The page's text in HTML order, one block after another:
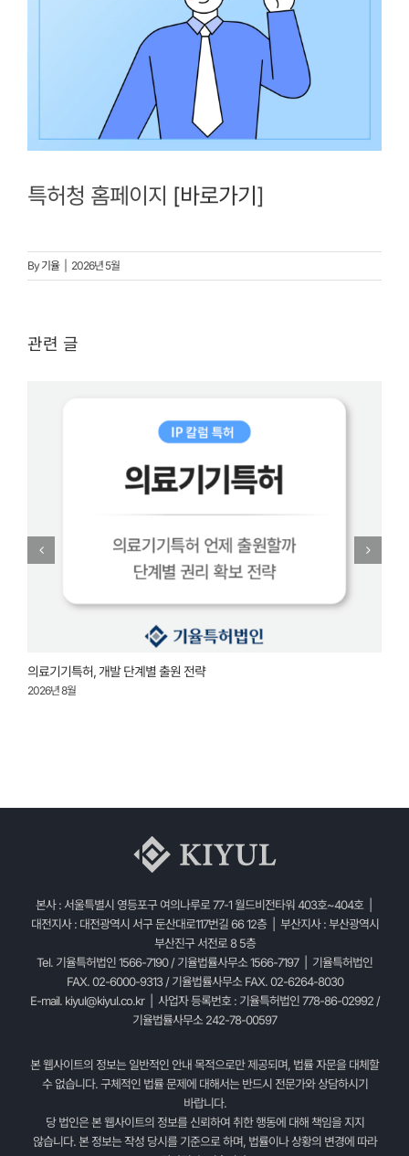
특허청 홈페이지 [바로가기 ]
By기율 2026년 5월
관련 글
의료기기특허, 개발 단계별 출원 전략
2026년 8월
본사 : 서울특별시 영등포구 여의나루로 77-1 월드비전타워 403호~404호 |
대전지사 : 대전광역시 서구 둔산대로117번길 66 12층 | 부산지사 : 부산광역시
부산진구 서전로 8 5층
Tel. 기율특허법인 1566-7190 / 기율법률사무소 1566-7197 | 기율특허법인
FAX. 02-6000-9313 / 기율법률사무소 FAX. 02-6264-8030
E-mail. kiyul@kiyul.co.kr| 사업자 등록번호 : 기율특허법인 778-86-02992 /
기율법률사무소 242-78-00597
본 웹사이트의 정보는 일반적인 안내 목적으로만 제공되며, 법률 자문을 대체할
수 없습니다. 구체적인 법률 문제에 대해서는 반드시 전문가와 상담하시기
바랍니다.
당 법인은 본 웹사이트의 정보를 신뢰하여 취한 행동에 대해 책임을 지지
않습니다. 본 정보는 작성 당시를 기준으로 하며, 법률이나 상황의 변경에 따라